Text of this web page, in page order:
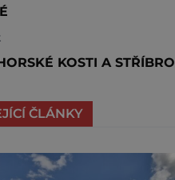
KOSTI A STŘÍBRO
ČLÁNKY